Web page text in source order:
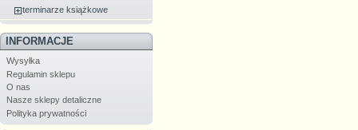
terminarze książkowe
INFORMACJE
Wysyłka
Regulamin sklepu
O nas
Nasze sklepy detaliczne
Polityka prywatności